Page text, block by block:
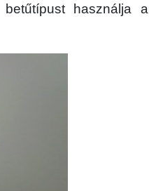
használja a